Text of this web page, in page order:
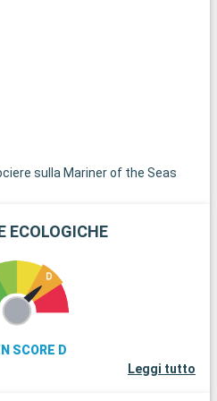
sulla Mariner of the Seas
ECOLOGICHE
SCORE D
Leggi tutto